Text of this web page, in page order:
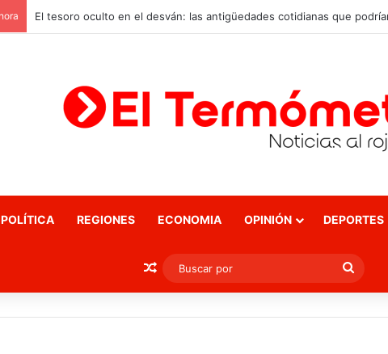
POLÍTICA REGIONES ECONOMIA OPINIÓN DEPORTES
Publicación al azar
Buscar
por